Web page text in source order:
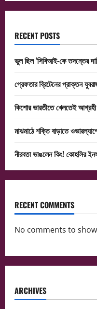
RECENT POSTS
ভুল ছিল ‘সিবিআই-কে তদন্তের
গ্রেফতার ব্রিটেনের প্রাক্তন
কিশোর ভারতীতে খেলতেই
মাঝমাঠে শক্তি বাড়াতে
নীরবতা ভাঙলেন কিং! কোহলির
RECENT COMMENTS
No comments to
ARCHIVES